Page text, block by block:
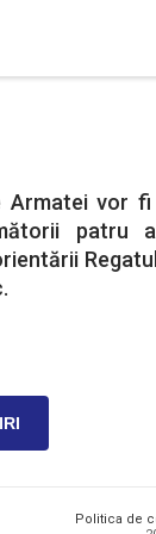
Armatei vor
patru
Politica de